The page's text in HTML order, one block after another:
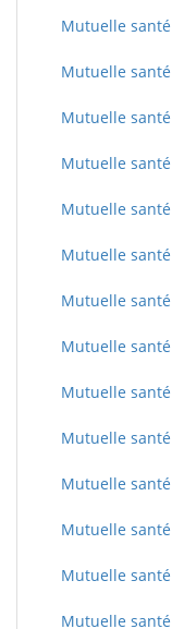
Mutuelle santé
Mutuelle santé
Mutuelle santé
Mutuelle santé
Mutuelle santé
Mutuelle santé
Mutuelle santé
Mutuelle santé
Mutuelle santé
Mutuelle santé
Mutuelle santé
Mutuelle santé
Mutuelle santé
Mutuelle santé